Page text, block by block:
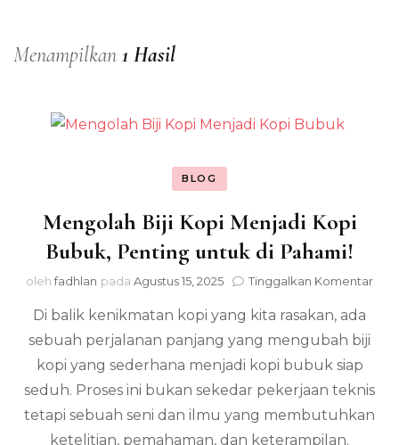
Menampilkan 1 Hasil
BLOG
Mengolah Biji Kopi Menjadi Kopi
Bubuk, Penting untuk di Pahami!
olehfadhlan pada Agustus 15, 2025 Tinggalkan Komentar
Di balik kenikmatan kopi yang kita rasakan, ada
sebuah perjalanan panjang yang mengubah biji
kopi yang sederhana menjadi kopi bubuk siap
seduh. Proses ini bukan sekedar pekerjaan teknis
tetapi sebuah seni dan ilmu yang membutuhkan
ketelitian, pemahaman, dan keterampilan.